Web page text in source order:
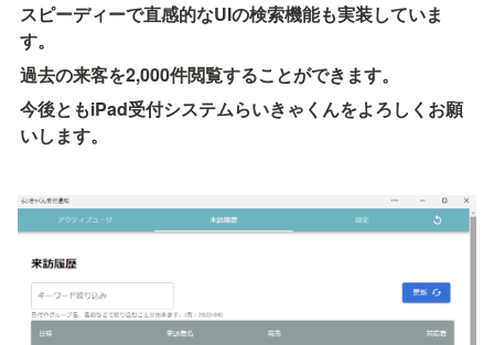
スピーディーで直感的なUIの検索機能も実装していま
す。
過去の来客を2,000件閲覧することができます。
今後ともiPad受付システムらいきゃくんをよろしくお願
いします。